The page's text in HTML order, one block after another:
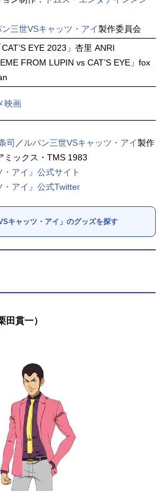
ン三世VSキャッツ・アイ製作委員会
EYE 2023」杏里 ANRI
FROM LUPIN vs CAT’S EYE」fox
映画
司 ／ルパン三世VSキャッツ・アイ製作
ミックス・TMS 1983
・アイ』公式サイト
・アイ』公式Twitter
キャッツ・アイ」のグッズを探す
田貫一）